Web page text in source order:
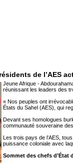
de l’AES
Jeune Afrique -
réunissant les leaders des
« Nos peuples ont
États du Sahel (AES), qui
Devant ses homologues
communauté souveraine
Les trois pays de l’AES,
puissance coloniale avec
Sommet des chefs d’État